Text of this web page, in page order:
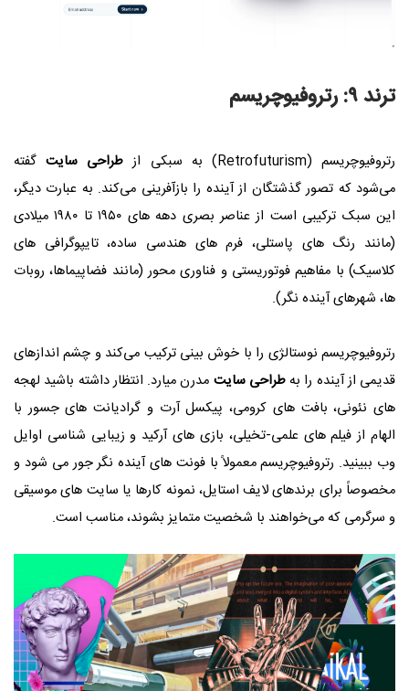
ترند ۹: رتروفیوچریسم
رتروفیوچریسم (Retrofuturism) به سبکی از طراحی سایتگفته
می‌شود که تصور گذشتگان از آینده را بازآفرینی می‌کند. به عبارت دیگر،
این سبک ترکیبی است از عناصر بصری دهه‌ های ۱۹۵۰ تا ۱۹۸۰ میلادی
(مانند رنگ‌ های پاستلی، فرم‌ های هندسی ساده، تایپوگرافی‌ های
کلاسیک) با مفاهیم فوتوریستی و فناوری‌ محور (مانند فضاپیماها، روبات‌
ها، شهرهای آینده‌ نگر).
رتروفیوچریسم نوستالژی را با خوش‌ بینی ترکیب می‌کند و چشم‌ اندازهای
قدیمی از آینده را بهطراحی سایت مدرن میارد. انتظار داشته باشید لهجه‌
های نئونی، بافت‌ های کرومی، پیکسل آرت و گرادیانت‌ های جسور با
الهام از فیلم‌ های علمی-تخیلی، بازی‌ های آرکید و زیبایی‌ شناسی اوایل
وب ببینید. رتروفیوچریسم معمولاً با فونت‌ های آینده‌ نگر جور می شود و
مخصوصاً برای برندهای لایف‌ استایل، نمونه کارها یا سایت‌ های موسیقی
و سرگرمی که می‌خواهند با شخصیت متمایز بشوند، مناسب است.